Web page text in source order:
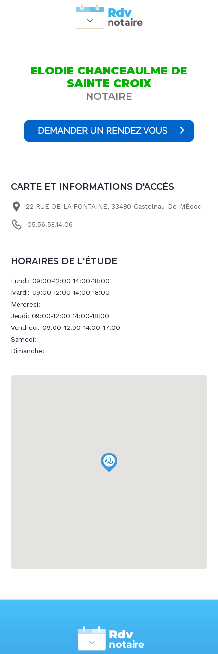
notaire
Rdv
ELODIE CHANCEAULME DE
SAINTE CROIX
NOTAIRE
DEMANDER UN RENDEZ VOUS
CARTE ET INFORMATIONS D'ACCÈS
22 RUE DE LA FONTAINE, 33480 Castelnau-De-MÉdoc
05.56.58.14.06
HORAIRES DE L'ÉTUDE
Lundi:09:00-12:00 14:00-18:00
Mardi:09:00-12:00 14:00-18:00
Mercredi:
Jeudi:09:00-12:00 14:00-18:00
Vendredi:09:00-12:00 14:00-17:00
Samedi:
Dimanche:
notaire
Rdv